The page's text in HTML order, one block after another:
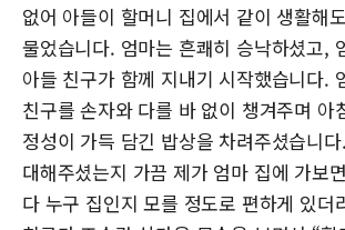
없어 아들이 할머니 집에서 같이 생활해
물었습니다. 엄마는 흔쾌히 승낙하셨고,
아들 친구가 함께 지내기 시작했습니다.
친구를 손자와 다를 바 없이 챙겨주며 아
정성이 가득 담긴 밥상을 차려주셨습니
대해주셨는지 가끔 제가 엄마 집에 가보
다 누구 집인지 모를 정도로 편하게 있더